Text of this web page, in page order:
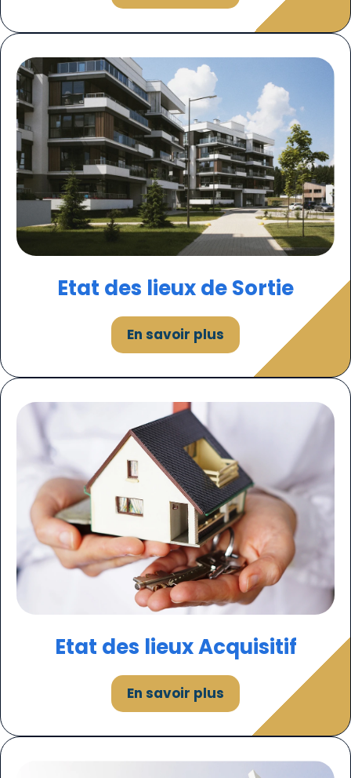
Etat des lieux de Sortie
En savoir plus
Etat des lieux Acquisitif
En savoir plus